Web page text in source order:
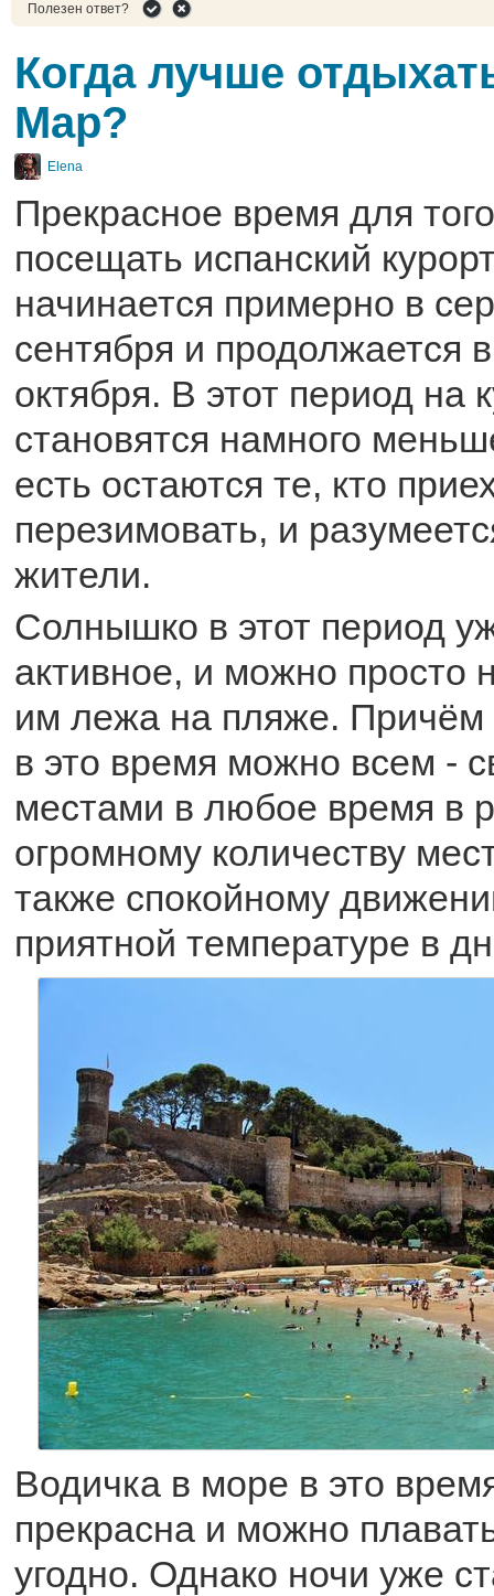
Полезен ответ?
Когда лучше
Мар?
Elena
Прекрасное время для
посещать испанский
начинается примерно в
сентября и продолжается
октября. В этот период на
становятся намного
есть остаются те, кто
перезимовать, и
жители.
Солнышко в этот период
активное, и можно просто
им лежа на пляже. Причём
в это время можно всем -
местами в любое время в
огромному количеству
также спокойному
приятной температуре в
Водичка в море в это
прекрасна и можно
угодно. Однако ночи уже